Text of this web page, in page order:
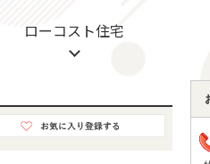
ローコスト住宅